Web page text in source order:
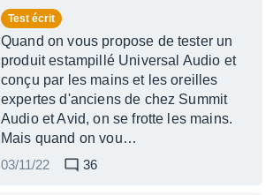
Test écrit
Quand on vous propose de tester un
produit estampillé Universal Audio et
conçu par les mains et les oreilles
expertes d'anciens de chez Summit
Audio et Avid, on se frotte les mains.
Mais quand on vou…
03/11/22
36